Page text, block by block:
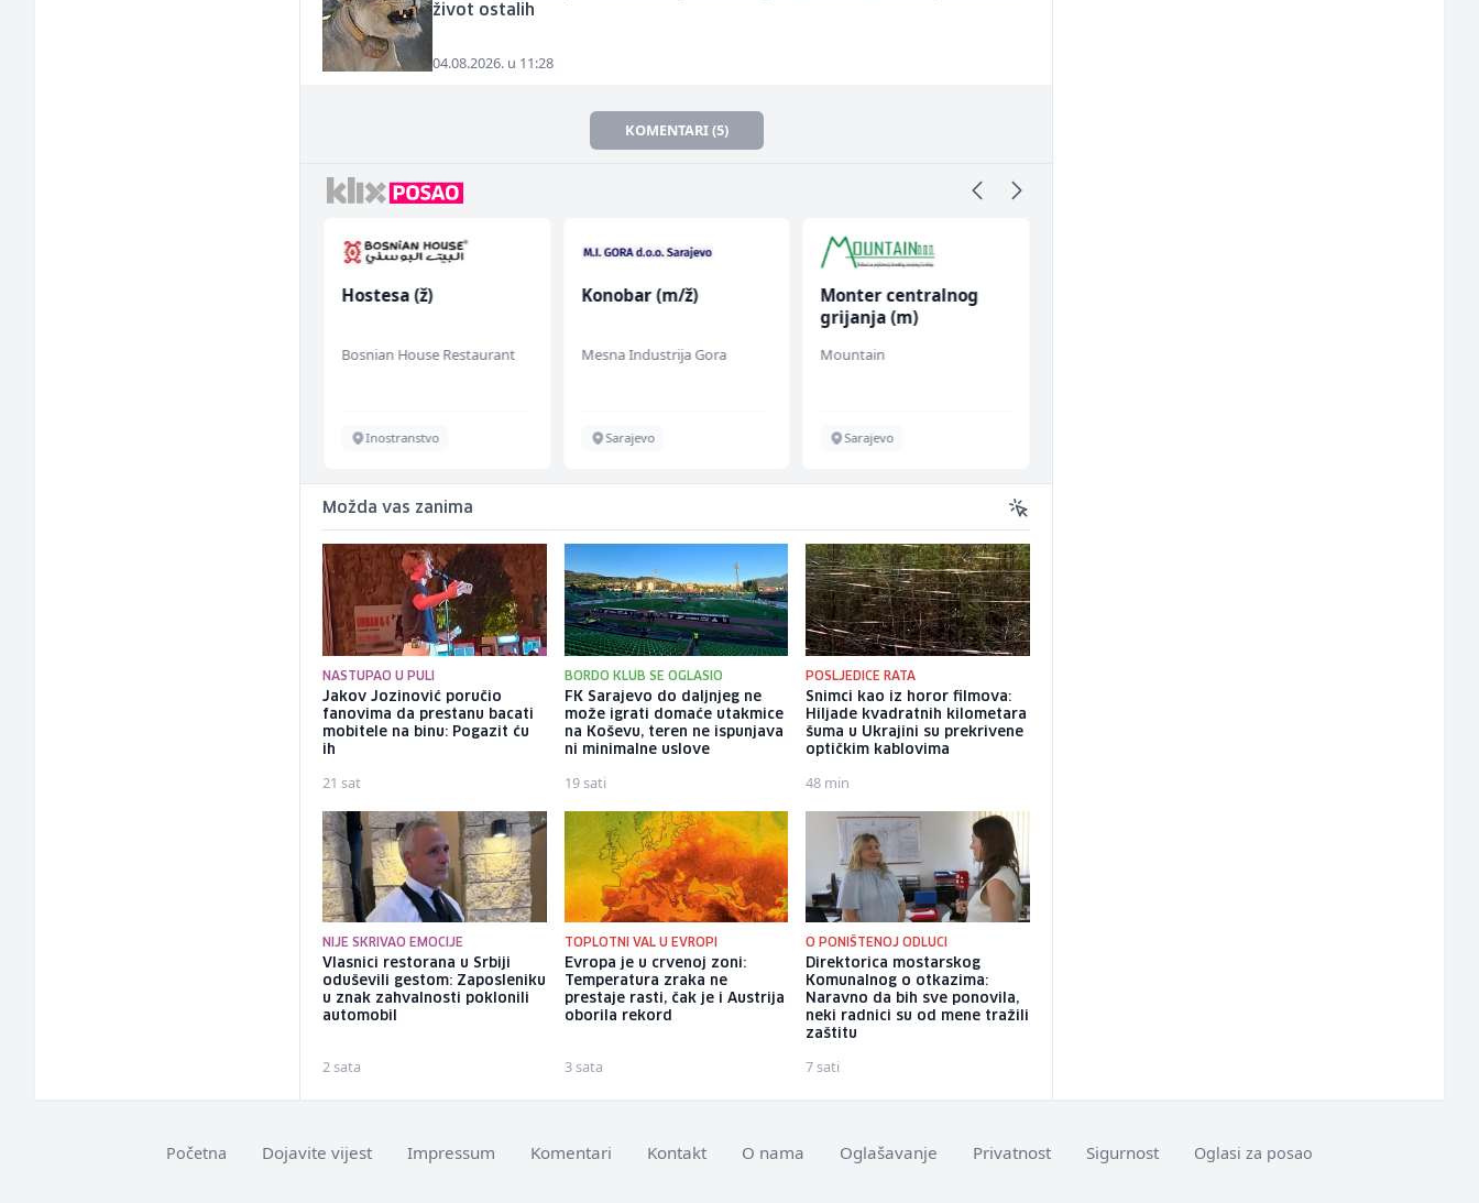
život ostalih
04.08.2026. u 11:28
KOMENTARI (5)
Hostesa (ž)
Bosnian House Restaurant
Inostranstvo
Konobar (m/ž)
Mesna Industrija Gora
Sarajevo
Monter centralnog
grijanja (m)
Mountain
Sarajevo
Možda vas zanima
NASTUPAO U PULI
Jakov Jozinović poručio
fanovima da prestanu bacati
mobitele na binu: Pogazit ću
ih
21 sat
BORDO KLUB SE OGLASIO
FK Sarajevo do daljnjeg ne
može igrati domaće utakmice
na Koševu, teren ne ispunjava
ni minimalne uslove
19 sati
POSLJEDICE RATA
Snimci kao iz horor filmova:
Hiljade kvadratnih kilometara
šuma u Ukrajini su prekrivene
optičkim kablovima
48 min
NIJE SKRIVAO EMOCIJE
Vlasnici restorana u Srbiji
oduševili gestom: Zaposleniku
u znak zahvalnosti poklonili
automobil
2 sata
TOPLOTNI VAL U EVROPI
Evropa je u crvenoj zoni:
Temperatura zraka ne
prestaje rasti, čak je i Austrija
oborila rekord
3 sata
O PONIŠTENOJ ODLUCI
Direktorica mostarskog
Komunalnog o otkazima:
Naravno da bih sve ponovila,
neki radnici su od mene tražili
zaštitu
7 sati
Početna Dojavite vijest Impressum Komentari Kontakt O nama Oglašavanje Privatnost Sigurnost Oglasi za posao